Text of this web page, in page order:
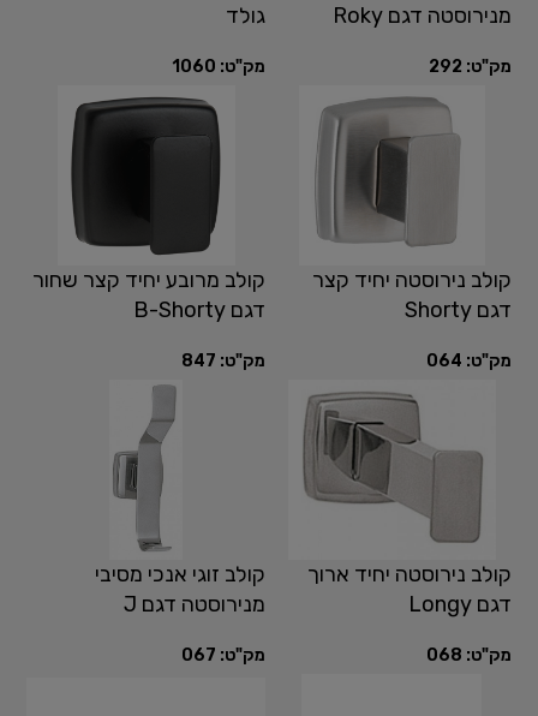
מנירוסטה דגם Roky
מק"ט: 292
גולד
מק"ט: 1060
קולב נירוסטה יחיד קצר
דגם Shorty
מק"ט: 064
קולב מרובע יחיד קצר שחור
דגם B-Shorty
מק"ט: 847
קולב נירוסטה יחיד ארוך
דגם Longy
מק"ט: 068
קולב זוגי אנכי מסיבי
מנירוסטה דגם J
מק"ט: 067